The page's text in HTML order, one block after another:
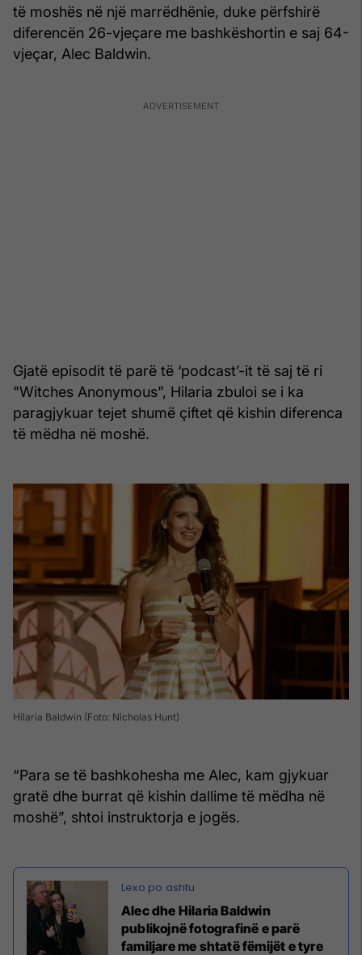
të moshës në një marrëdhënie, duke përfshirë
diferencën 26-vjeçare me bashkëshortin e saj 64-
vjeçar, Alec Baldwin.
Gjatë episodit të parë të ‘podcast’-it të saj të ri
"Witches Anonymous”, Hilaria zbuloi se i ka
paragjykuar tejet shumë çiftet që kishin diferenca
të mëdha në moshë.
Hilaria Baldwin (Foto: Nicholas Hunt)
“Para se të bashkohesha me Alec, kam gjykuar
gratë dhe burrat që kishin dallime të mëdha në
moshë”, shtoi instruktorja e jogës.
Alec dhe Hilaria Baldwin
publikojnë fotografinë e parë
familjare me shtatë fëmijët e tyre